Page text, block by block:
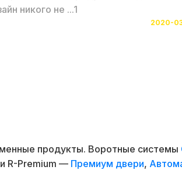
никого не ...1
2020-
продукты. Воротные системы
R-Premium — Премиум двери,